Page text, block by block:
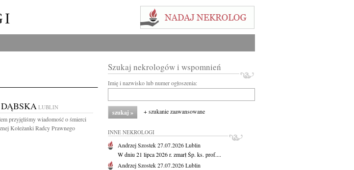
LUBLIN
przyjęliśmy wiadomość o śmierci
Koleżanki Radcy Prawnego
Szukaj nekrologów i wspomnień
Imię i nazwisko lub numer ogłoszenia:
+ szukanie zaawansowane
INNE NEKROLOGI
Andrzej Szostek27.07.2026Lublin
W dniu 21 lipca 2026 r. zmarł Śp. ks. prof....
Andrzej Szostek27.07.2026Lublin